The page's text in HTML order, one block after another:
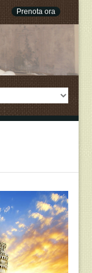
Prenota ora